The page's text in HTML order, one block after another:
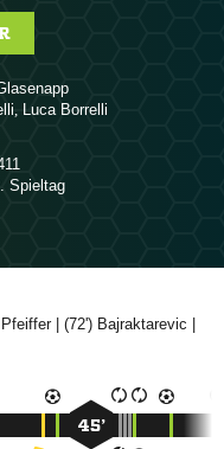
,  
Spieltag
| (72') 
45’